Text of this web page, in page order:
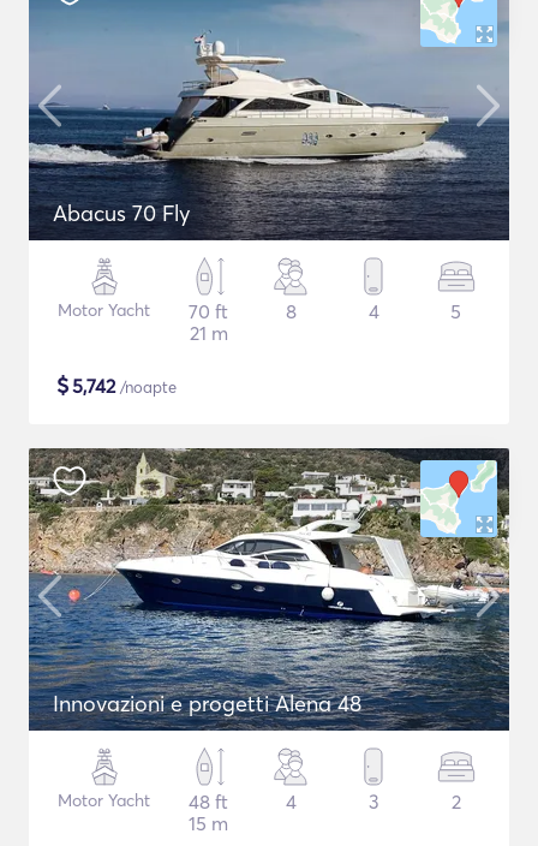
Abacus 70 Fly
Motor Yacht
70 ft
21 m
8 4 5
$5,742/noapte
Innovazioni e progetti Alena 48
Motor Yacht
48 ft
15 m
4 3 2